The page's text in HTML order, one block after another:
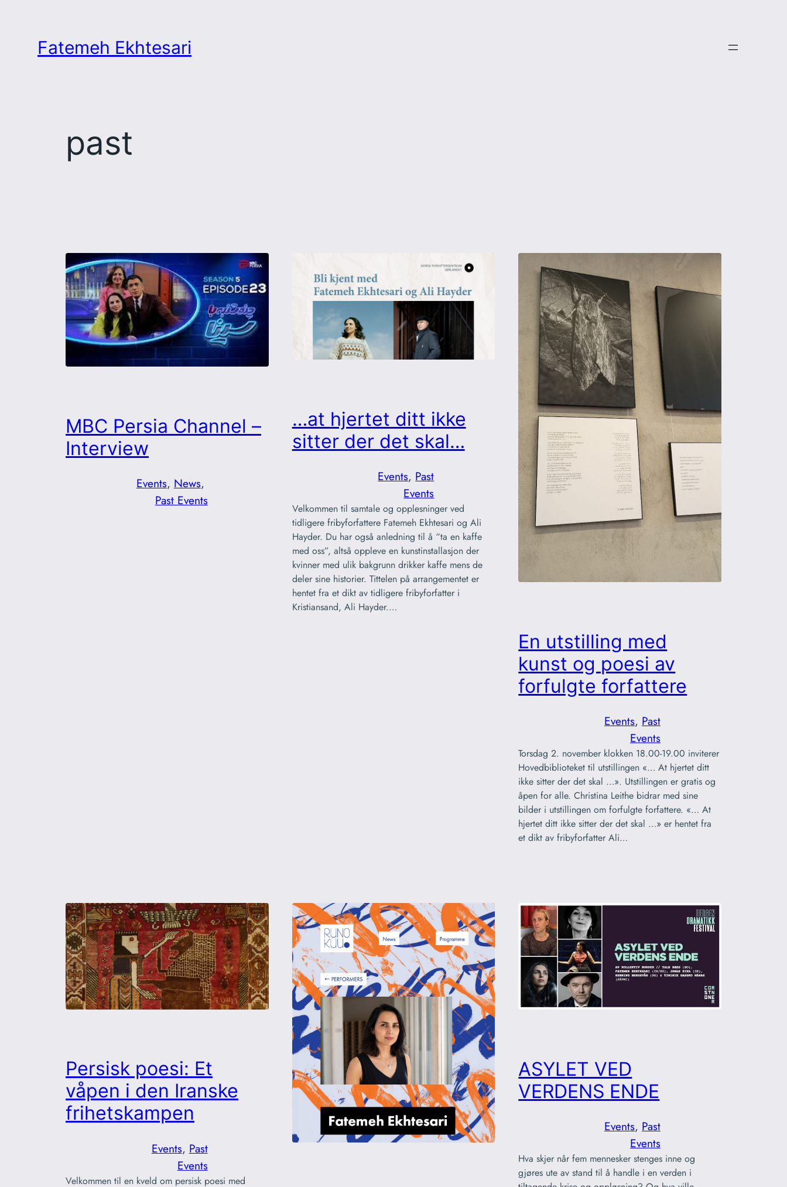
Fatemeh Ekhtesari
past
MBC Persia Channel –
Interview
Events, News
Past Events
…at hjertet ditt ikke
sitter der det skal…
Events, Past
Events
Velkommen til samtale og opplesninger ved
tidligere fribyforfattere Fatemeh Ekhtesari og Ali
Hayder. Du har også anledning til å “ta en kaffe
med oss”, altså oppleve en kunstinstallasjon der
kvinner med ulik bakgrunn drikker kaffe mens de
deler sine historier. Tittelen på arrangementet er
hentet fra et dikt av tidligere fribyforfatter i
Kristiansand, Ali Hayder.…
En utstilling med
kunst og poesi av
forfulgte forfattere
Events, Past
Events
Torsdag 2. november klokken 18.00-19.00 inviterer
Hovedbiblioteket til utstillingen «… At hjertet ditt
ikke sitter der det skal …». Utstillingen er gratis og
åpen for alle. Christina Leithe bidrar med sine
bilder i utstillingen om forfulgte forfattere. «… At
hjertet ditt ikke sitter der det skal …» er hentet fra
et dikt av fribyforfatter Ali…
Persisk poesi: Et
våpen i den Iranske
frihetskampen
Events, Past
Events
Velkommen til en kveld om persisk poesi med
ASYLET VED
VERDENS ENDE
Events, Past
Events
Hva skjer når fem mennesker stenges inne og
gjøres ute av stand til å handle i en verden i